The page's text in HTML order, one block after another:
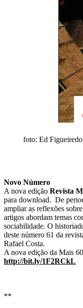
foto: Ed Figueiredo
Novo Número
A nova edição Revista
para download. De
ampliar as reflexões
artigos abordam temas
sociabilidade. O
deste número 61 da
Rafael Costa.
A nova edição da Mais
http://bit.ly/1F2RCkL
**